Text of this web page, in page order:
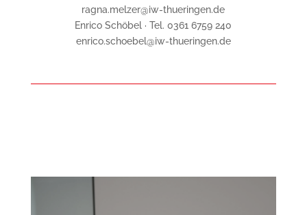
ragna.melzer@iw-thueringen.de
Enrico Schöbel · Tel. 0361 6759 240
enrico.schoebel@iw-thueringen.de